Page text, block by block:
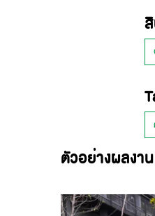
ตัวอย่างผลงาน